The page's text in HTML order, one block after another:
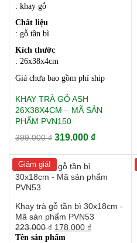
: khay gỗ
Chất liệu
: gỗ tần bì
Kích thước
: 26x38x4cm
Giá chưa bao gồm phí ship
KHAY TRÀ GỖ ASH
26X38X4CM – MÃ SẢN
PHẨM PVN150
399.000₫ Giá
là:
399.000 ₫.
319.000 ₫Giá
là:
Giảm giá!
Khay trà gỗ tần bì 30x18cm -
Mã sản phẩm PVN53
223.000₫ Giá
gốc
178.000 ₫
Tên sản phẩm